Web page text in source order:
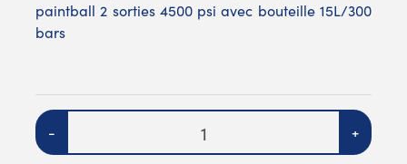
paintball 2 sorties 4500 psi avec bouteille 15L/300
bars
Quantité
- +